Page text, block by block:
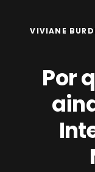
VIVIANE
Por